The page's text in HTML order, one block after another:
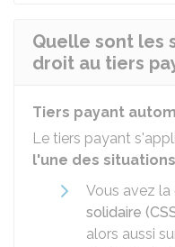
Quelle sont les
droit au tiers
Tiers payant
Le tiers payant
l'une des
Vous avez la
solidaire
alors aussi